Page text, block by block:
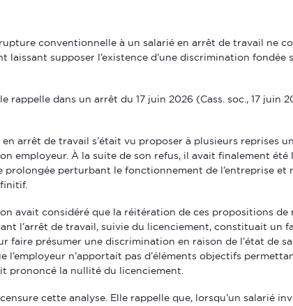
conventionnelle à un salarié en arrêt de travail ne
laissant supposer l’existence d’une discrimination fondée
rappelle dans un arrêt du 17 juin 2026 (Cass. soc., 17 juin
en arrêt de travail s’était vu proposer à plusieurs reprises
employeur. À la suite de son refus, il avait finalement été
prolongée perturbant le fonctionnement de l’entreprise et
avait considéré que la réitération de ces propositions de
l’arrêt de travail, suivie du licenciement, constituait un
faire présumer une discrimination en raison de l’état de
l’employeur n’apportait pas d’éléments objectifs
prononcé la nullité du licenciement.
cette analyse. Elle rappelle que, lorsqu’un salarié